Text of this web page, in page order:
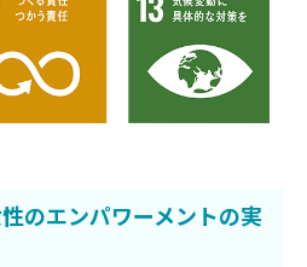
のエンパワーメントの実